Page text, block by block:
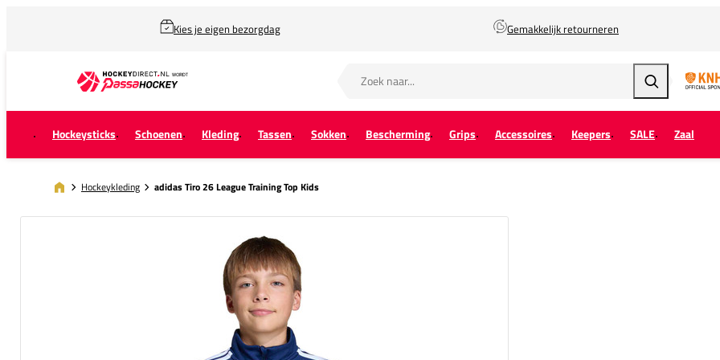
Kies je eigen bezorgdag Gemakkelijk retourneren
Zoeken
Hockeysticks Schoenen Kleding Tassen Sokken Bescherming Grips Accessoires Keepers SALE Zaal
Hockeykleding adidas Tiro 26 League Training Top Kids